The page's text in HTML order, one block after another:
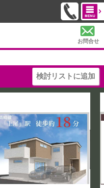
お問合せ
検討リストに追加